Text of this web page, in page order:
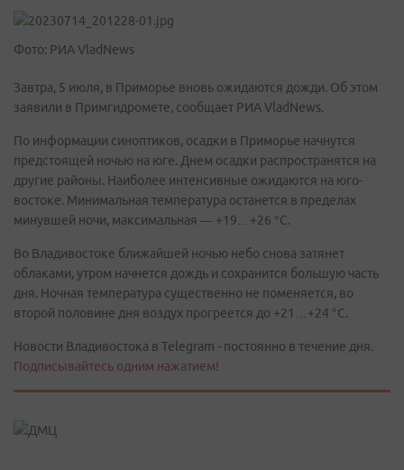
Фото: РИА VladNews
Завтра, 5 июля, в Приморье вновь ожидаются дожди. Об этом
заявили в Примгидромете, сообщает РИА VladNews.
По информации синоптиков, осадки в Приморье начнутся
предстоящей ночью на юге. Днем осадки распространятся на
другие районы. Наиболее интенсивные ожидаются на юго-
востоке. Минимальная температура останется в пределах
минувшей ночи, максимальная — +19…+26 °С.
Во Владивостоке ближайшей ночью небо снова затянет
облаками, утром начнется дождь и сохранится большую часть
дня. Ночная температура существенно не поменяется, во
второй половине дня воздух прогреется до +21…+24 °С.
Новости Владивостока в Telegram - постоянно в течение дня.
Подписывайтесь одним нажатием!